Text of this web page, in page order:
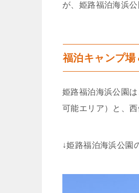
が、姫路福泊海浜
福泊キャンプ場
姫路福泊海浜公園
可能エリア）と、
↓姫路福泊海浜公園